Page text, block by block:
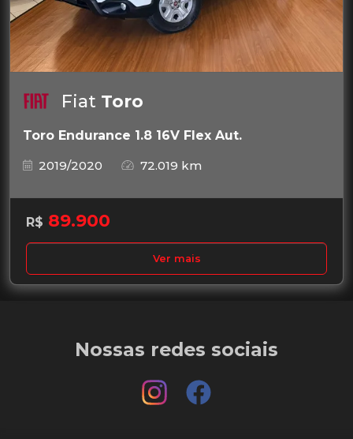
Fiat Toro
Toro Endurance 1.8 16V Flex Aut.
2019/2020
72.019 km
R$ 89.900
Ver mais
Nossas redes sociais